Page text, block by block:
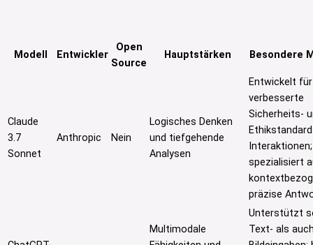
Modell Entwickler
Open
Source
Hauptstärken Besondere
Claude
3.7
Sonnet
Anthropic Nein
Logisches Denken
und tiefgehende
Analysen
Entwickelt für
verbesserte
Sicherheits-
Interaktionen;
spezialisiert
präzise
Multimodale
Unterstützt
Text- als